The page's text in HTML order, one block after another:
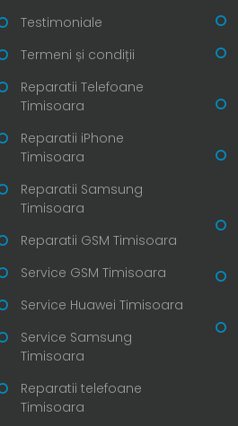
Testimoniale
Termeni și condiții
Reparatii Telefoane
Timisoara
Reparatii iPhone
Timisoara
Reparatii Samsung
Timisoara
Reparatii GSM Timisoara
Service GSM Timisoara
Service Huawei Timisoara
Service Samsung
Timisoara
Reparatii telefoane
Timisoara